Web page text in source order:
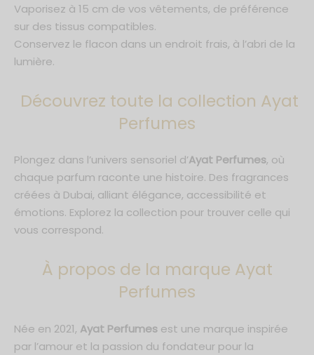
Vaporisez à 15 cm de vos vêtements, de préférence
sur des tissus compatibles.
Conservez le flacon dans un endroit frais, à l’abri de la
lumière.
Découvrez toute la collection Ayat
Perfumes
Plongez dans l’univers sensoriel d’Ayat Perfumes, où
chaque parfum raconte une histoire. Des fragrances
créées à Dubai, alliant élégance, accessibilité et
émotions. Explorez la collection pour trouver celle qui
vous correspond.
À propos de la marque Ayat
Perfumes
Née en 2021, Ayat Perfumes est une marque inspirée
par l’amour et la passion du fondateur pour la